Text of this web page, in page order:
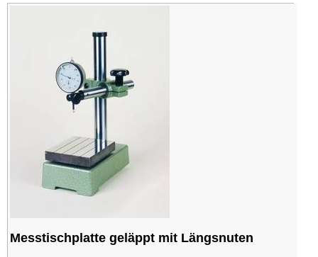
Messtischplatte geläppt mit Längsnuten